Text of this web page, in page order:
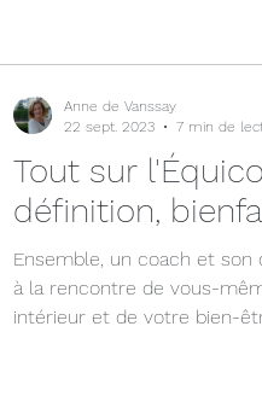
Tout sur
définition,
Ensemble, un coach et
à la rencontre de vous-
intérieur et de votre bien-
Anne de Vanssay
22 sept. 2023
7 min de